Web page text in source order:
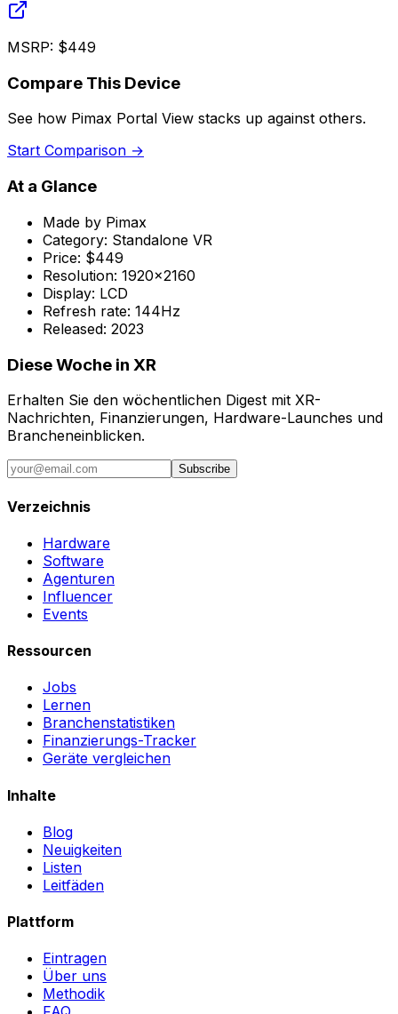
MSRP: $449
Compare This Device
See how Pimax Portal View stacks up against others.
Start Comparison →
At a Glance
Made by Pimax
Category: Standalone VR
Price: $449
Resolution: 1920x2160
Display: LCD
Refresh rate: 144Hz
Released: 2023
Diese Woche in XR
Erhalten Sie den wöchentlichen Digest mit XR-
Nachrichten, Finanzierungen, Hardware-Launches und
Brancheneinblicken.
Subscribe
Verzeichnis
Hardware
Software
Agenturen
Influencer
Events
Ressourcen
Jobs
Lernen
Branchenstatistiken
Finanzierungs-Tracker
Geräte vergleichen
Inhalte
Blog
Neuigkeiten
Listen
Leitfäden
Plattform
Eintragen
Über uns
Methodik